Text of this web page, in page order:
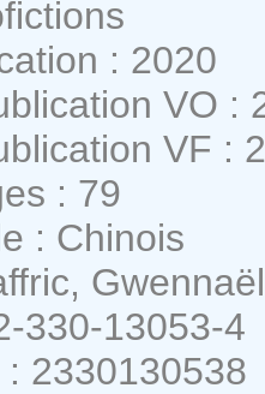
: 2020
VO :
VF :
: 79
: Chinois
Gwennaël
330-13053-4
: 2330130538